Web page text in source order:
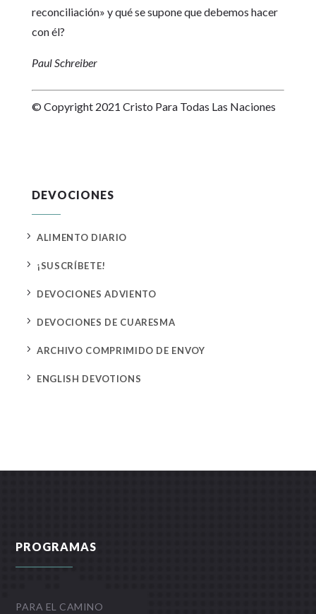
reconciliación» y qué se supone que debemos hacer
con él?
Paul Schreiber
© Copyright 2021 Cristo Para Todas Las Naciones
DEVOCIONES
5 ALIMENTO DIARIO
5 ¡SUSCRÍBETE!
5 DEVOCIONES ADVIENTO
5 DEVOCIONES DE CUARESMA
5 ARCHIVO COMPRIMIDO DE ENVOY
5 ENGLISH DEVOTIONS
PROGRAMAS
PARA EL CAMINO